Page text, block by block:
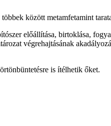
között metamfetamint
előállítása, birtoklása,
végrehajtásának
is ítélhetik őket.